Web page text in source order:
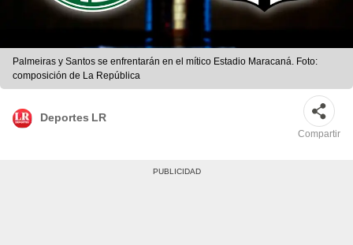
Palmeiras y Santos se enfrentarán en el mítico Estadio Maracaná. Foto:
composición de La República
Deportes LR
Compartir